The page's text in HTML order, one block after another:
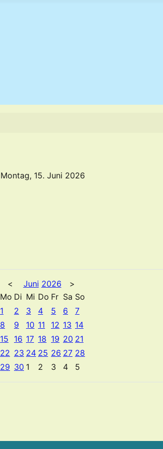
Montag, 15. Juni 2026
< Juni 2026
>
Mo Di Mi Do Fr Sa So
1
2 3 4 5 6
7
8
9 10 11 12 13 14
15
16 17 18 19 20 21
22 23 24 25 26 27 28
29 30 1 2 3 4 5